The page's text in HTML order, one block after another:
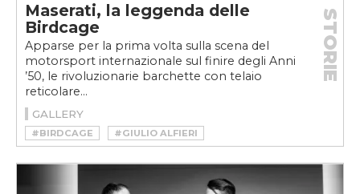
Maserati, la leggenda delle
Birdcage
Apparse per la prima volta sulla scena del
motorsport internazionale sul finire degli Anni
’50, le rivoluzionarie barchette con telaio
reticolare...
STORIE
GALLERY
#BIRDCAGE
#GIULIO ALFIERI
#MASERATI
#MASERATI BIRDCAGE
#MASERATI BIRDCAGE 75TH
#MASERATI BIRDCAGE TIPO 60